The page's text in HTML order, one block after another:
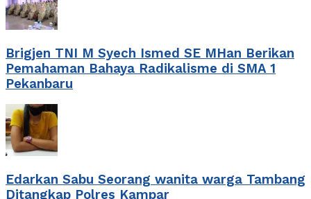
Brigjen TNI M Syech Ismed SE MHan Berikan
Pemahaman Bahaya Radikalisme di SMA 1
Pekanbaru
Edarkan Sabu Seorang wanita warga Tambang
Ditangkap Polres Kampar